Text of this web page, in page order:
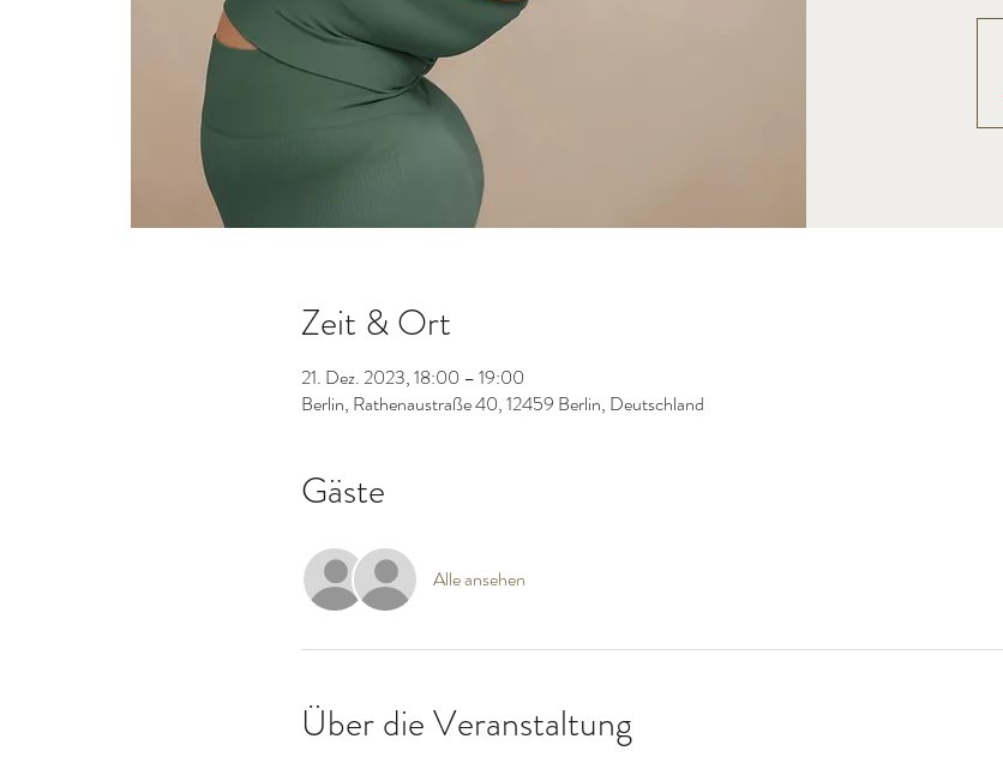
Zeit & Ort
21. Dez. 2023, 18:00 – 19:00
Berlin, Rathenaustraße 40, 12459 Berlin, Deutschland
Gäste
Alle ansehen
Über die Veranstaltung